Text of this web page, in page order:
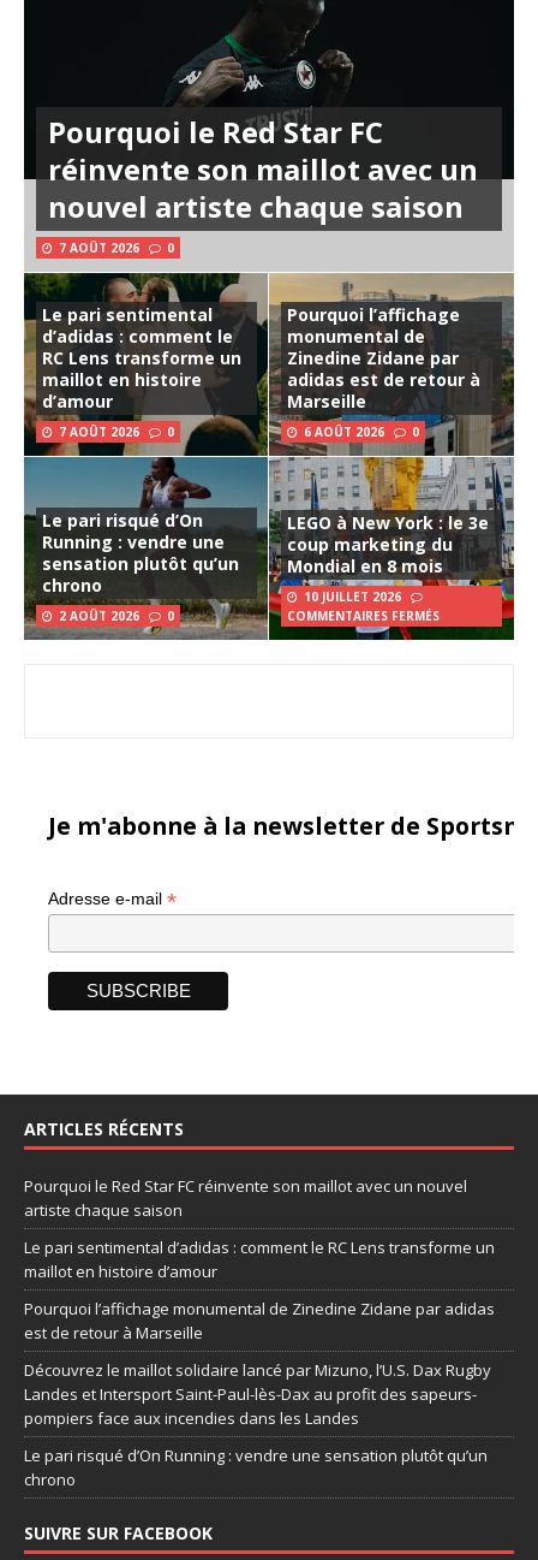
Pourquoi le Red Star FC
réinvente son maillot avec un
nouvel artiste chaque saison
7 AOÛT 2026 0
Le pari sentimental
d’adidas : comment le
RC Lens transforme un
maillot en histoire
d’amour
7 AOÛT 2026 0
Pourquoi l’affichage
monumental de
Zinedine Zidane par
adidas est de retour à
Marseille
6 AOÛT 2026 0
Le pari risqué d’On
Running : vendre une
sensation plutôt qu’un
chrono
2 AOÛT 2026 0
LEGO à New York : le 3e
coup marketing du
Mondial en 8 mois
10 JUILLET 2026
COMMENTAIRES FERMÉS
Je m'abonne à la newsletter de
Adresse e-mail *
ARTICLES RÉCENTS
Pourquoi le Red Star FC réinvente son maillot avec un nouvel
artiste chaque saison
Le pari sentimental d’adidas : comment le RC Lens transforme un
maillot en histoire d’amour
Pourquoi l’affichage monumental de Zinedine Zidane par adidas
est de retour à Marseille
Découvrez le maillot solidaire lancé par Mizuno, l’U.S. Dax Rugby
Landes et Intersport Saint-Paul-lès-Dax au profit des sapeurs-
pompiers face aux incendies dans les Landes
Le pari risqué d’On Running : vendre une sensation plutôt qu’un
chrono
SUIVRE SUR FACEBOOK